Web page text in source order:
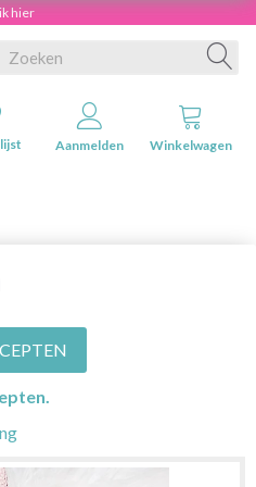
hier
Aanmelden Winkelwagen